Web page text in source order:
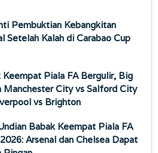
Pembuktian Kebangkitan
Setelah Kalah di Carabao Cup
Keempat Piala FA Bergulir, Big
Manchester City vs Salford City
vs Brighton
Babak Keempat Piala FA
Arsenal dan Chelsea Dapat